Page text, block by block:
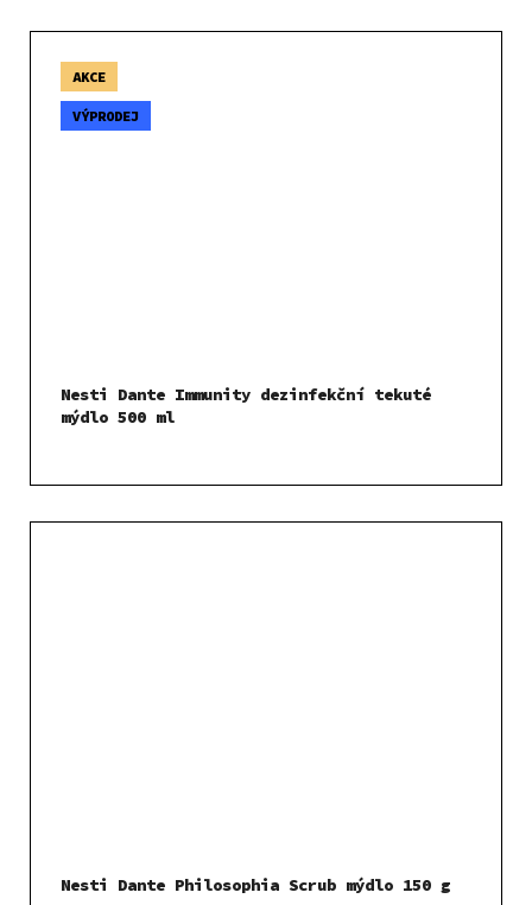
AKCE
VÝPRODEJ
Nesti Dante Immunity dezinfekční tekuté
mýdlo 500 ml
Nesti Dante Philosophia Scrub mýdlo 150 g